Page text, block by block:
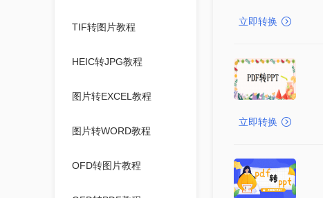
TIF转图片教程
HEIC转JPG教程
图片转EXCEL教程
图片转WORD教程
OFD转图片教程
立即转换
立即转换